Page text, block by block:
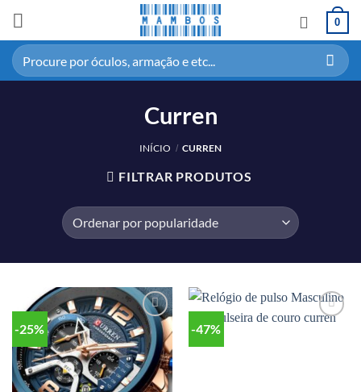
0
Curren
INÍCIO / CURREN
FILTRAR PRODUTOS
-25%
Adicionar
aos meus
desejos
-47%